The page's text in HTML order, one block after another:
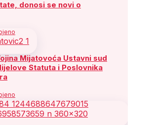
donosi se novi o
Mijatovoća Ustavni sud
Statuta i Poslovnika